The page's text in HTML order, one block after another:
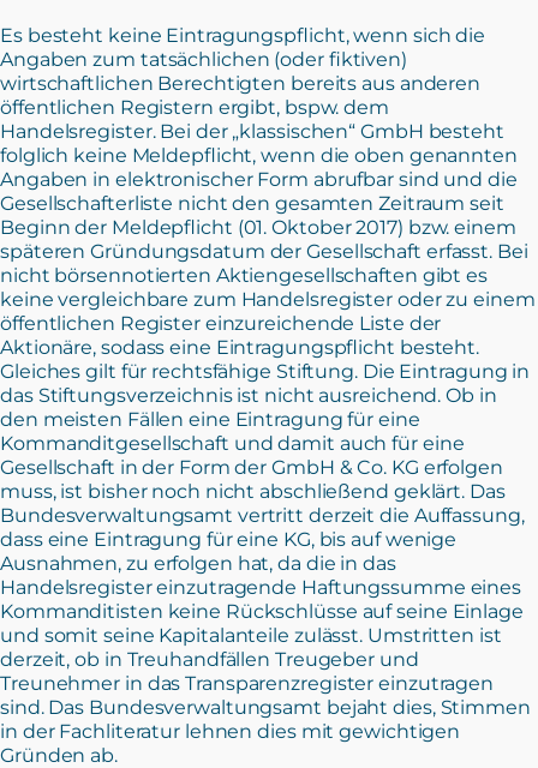
Es besteht keine Eintragungspflicht, wenn sich die
Angaben zum tatsächlichen (oder fiktiven)
wirtschaftlichen Berechtigten bereits aus anderen
öffentlichen Registern ergibt, bspw. dem
Handelsregister. Bei der „klassischen“ GmbH besteht
folglich keine Meldepflicht, wenn die oben genannten
Angaben in elektronischer Form abrufbar sind und die
Gesellschafterliste nicht den gesamten Zeitraum seit
Beginn der Meldepflicht (01. Oktober 2017) bzw. einem
späteren Gründungsdatum der Gesellschaft erfasst. Bei
nicht börsennotierten Aktiengesellschaften gibt es
keine vergleichbare zum Handelsregister oder zu einem
öffentlichen Register einzureichende Liste der
Aktionäre, sodass eine Eintragungspflicht besteht.
Gleiches gilt für rechtsfähige Stiftung. Die Eintragung in
das Stiftungsverzeichnis ist nicht ausreichend. Ob in
den meisten Fällen eine Eintragung für eine
Kommanditgesellschaft und damit auch für eine
Gesellschaft in der Form der GmbH & Co. KG erfolgen
muss, ist bisher noch nicht abschließend geklärt. Das
Bundesverwaltungsamt vertritt derzeit die Auffassung,
dass eine Eintragung für eine KG, bis auf wenige
Ausnahmen, zu erfolgen hat, da die in das
Handelsregister einzutragende Haftungssumme eines
Kommanditisten keine Rückschlüsse auf seine Einlage
und somit seine Kapitalanteile zulässt. Umstritten ist
derzeit, ob in Treuhandfällen Treugeber und
Treunehmer in das Transparenzregister einzutragen
sind. Das Bundesverwaltungsamt bejaht dies, Stimmen
in der Fachliteratur lehnen dies mit gewichtigen
Gründen ab.